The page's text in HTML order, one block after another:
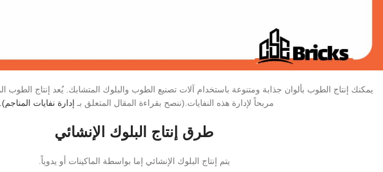
يمكنك إنتاج الطوب بألوان جذابة ومتنوعة باستخدام آلات تصنيع الطوب والبلوك المتشابك. يُعد إنتاج الطوب
مربحاً لإدارة هذه النفايات.(ننصح بقراءة المقال المتعلق بـ إدارة نفايات المناجم).
طرق إنتاج البلوك الإنشائي
يتم إنتاج البلوك الإنشائي إما بواسطة الماكينات أو يدوياً.